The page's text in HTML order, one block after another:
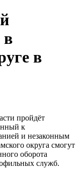
в
в
пройдёт
к
и незаконным
округа смогут
оборота
служб.